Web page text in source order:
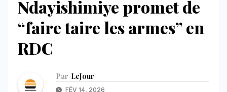
Ndayishimiye promet de
“faire taire les armes” en
RDC
Par LeJour
FÉV 14, 2026